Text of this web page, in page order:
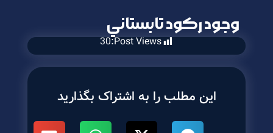
وجود ركود تابستاني
Post Views:
30
این مطلب را به اشتراک بگذارید